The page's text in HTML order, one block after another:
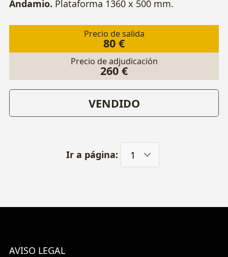
Andamio. Plataforma 1360 x 500 mm.
Precio de salida
80 €
Precio de adjudicación
260 €
VENDIDO
Ir a página:
AVISO LEGAL